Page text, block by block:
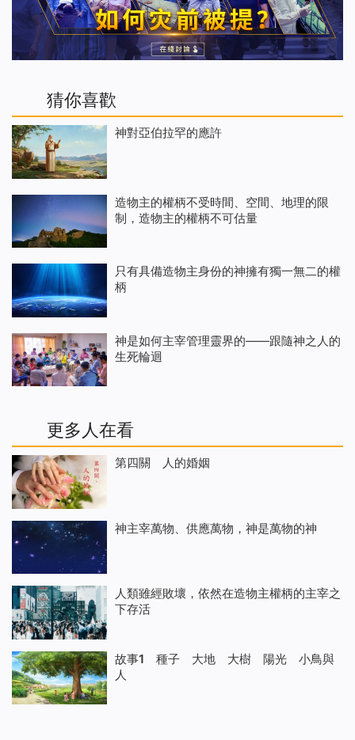
猜你喜歡
神對亞伯拉罕的應許
造物主的權柄不受時間、空間、地理的限
制，造物主的權柄不可估量
只有具備造物主身份的神擁有獨一無二的權
柄
神是如何主宰管理靈界的——跟隨神之人的
生死輪迴
更多人在看
第四關 人的婚姻
神主宰萬物、供應萬物，神是萬物的神
人類雖經敗壞，依然在造物主權柄的主宰之
下存活
故事1 種子 大地 大樹 陽光 小鳥與
人